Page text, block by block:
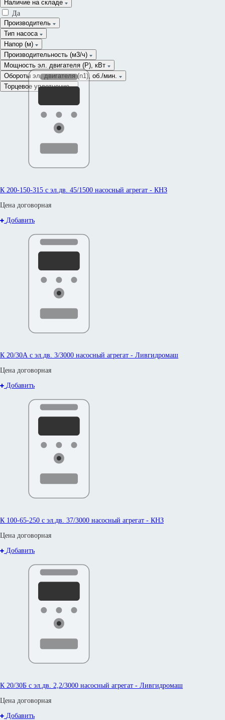
Наличие на складе
Да
Производитель
Тип насоса
Напор (м)
Производительность (м3/ч)
Мощность эл. двигателя (P), кВт
От
До
Обороты эл. двигателя (n1), об./мин.
Торцевое уплотнение
Сначала дороже
К 200-150-315 с эл.дв. 45/1500 насосный агрегат - КНЗ
Цена договорная
Добавить
К 20/30А с эл.дв. 3/3000 насосный агрегат - Ливгидромаш
Цена договорная
Добавить
К 100-65-250 с эл.дв. 37/3000 насосный агрегат - КНЗ
Цена договорная
Добавить
К 20/30Б с эл.дв. 2,2/3000 насосный агрегат - Ливгидромаш
Цена договорная
Добавить